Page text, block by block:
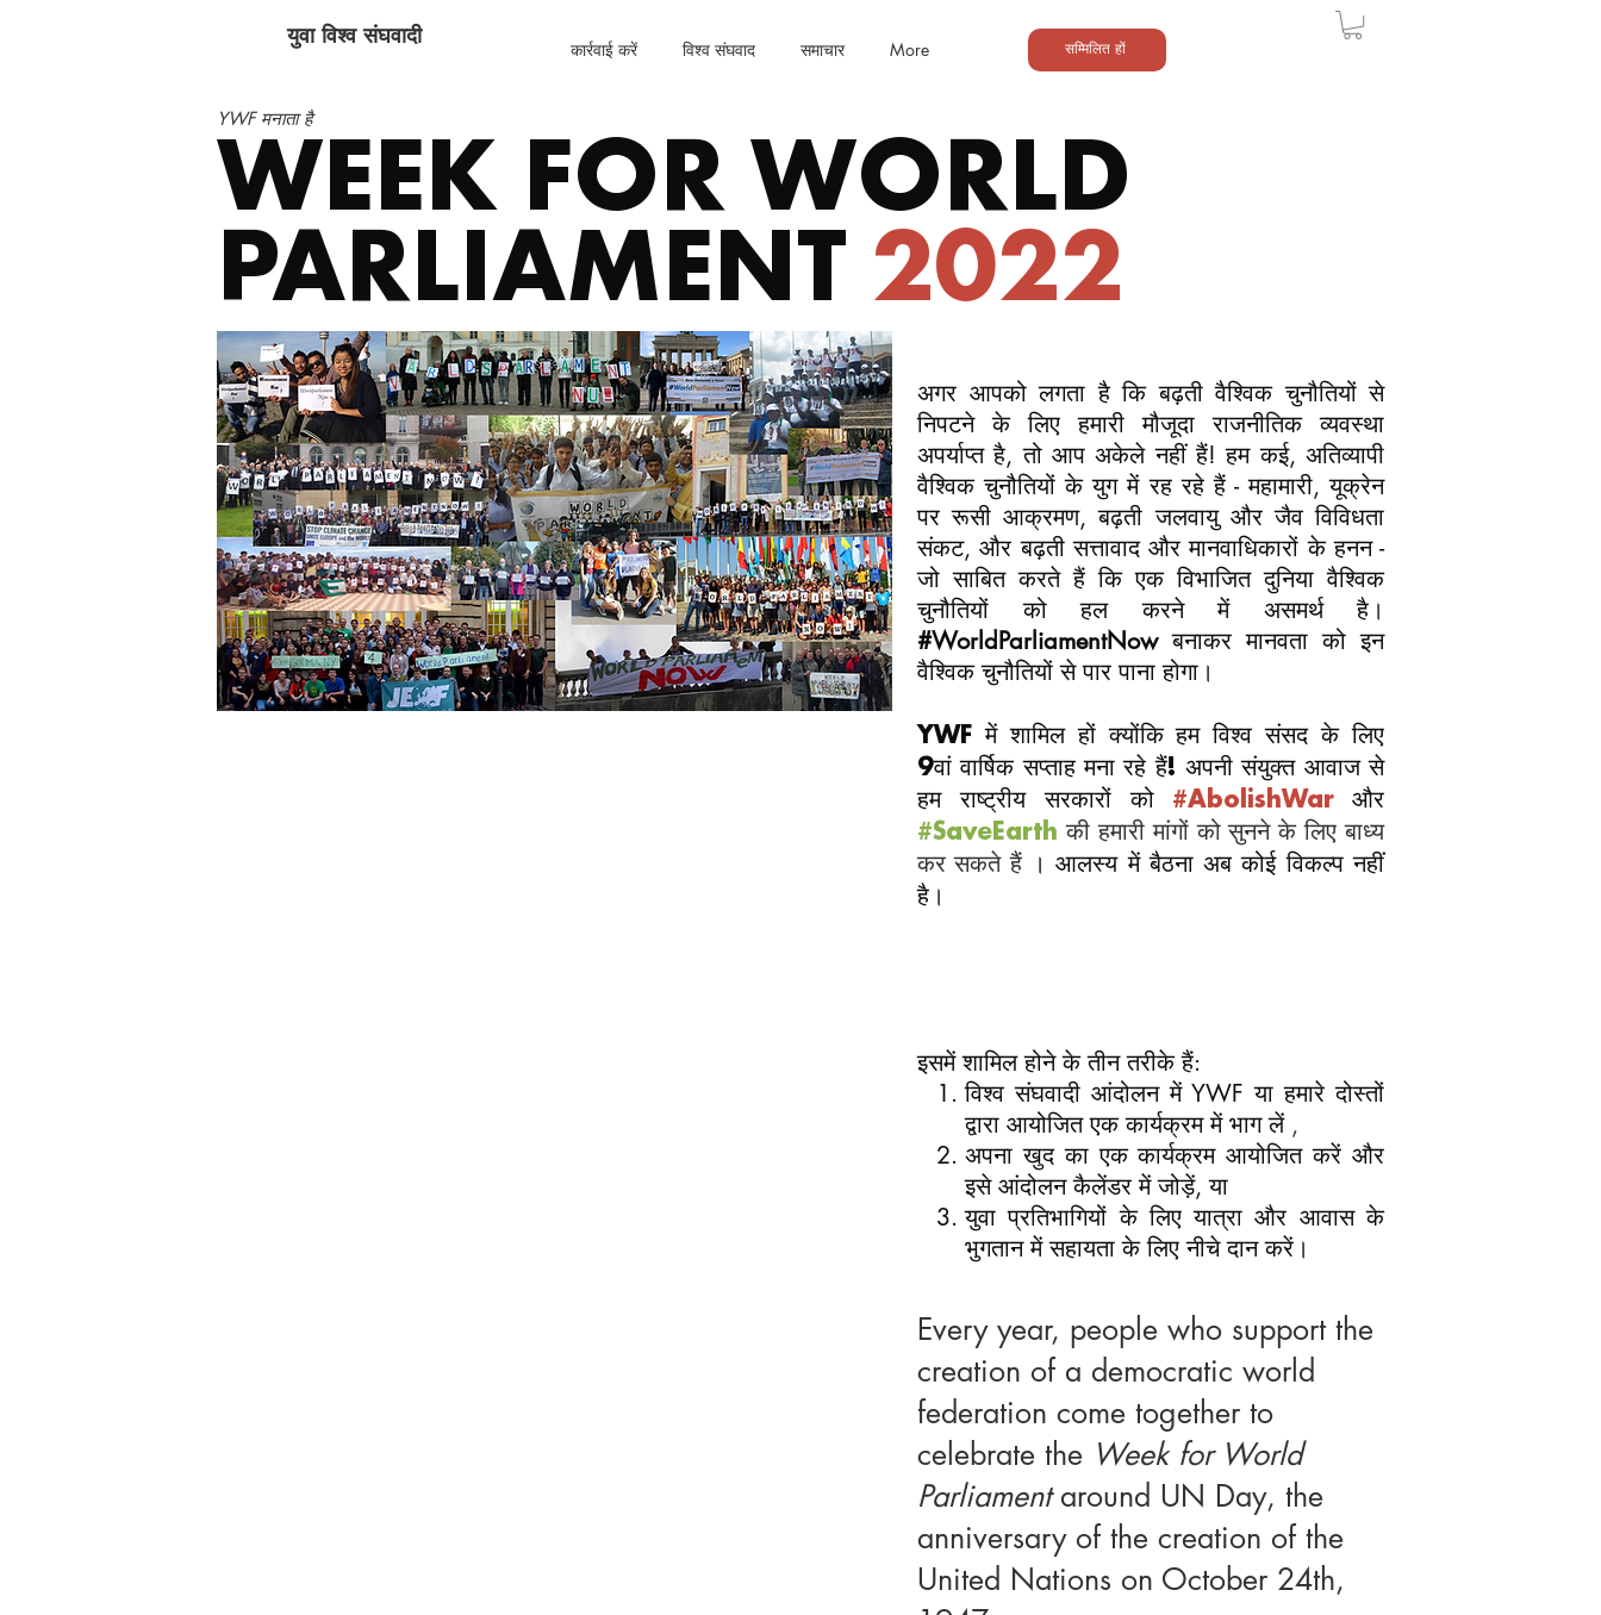
युवा विश्व संघवादी
कार्रवाई करें विश्व संघवाद समाचार More सम्मिलित हों
YWF मनाता है
WEEK FOR WORLD
PARLIAMENT 2022
अगर आपको लगता है कि बढ़ती वैश्विक चुनौतियों से
निपटने के लिए हमारी मौजूदा राजनीतिक व्यवस्था
अपर्याप्त है, तो आप अकेले नहीं हैं! हम कई, अतिव्यापी
वैश्विक चुनौतियों के युग में रह रहे हैं - महामारी, यूक्रेन
पर रूसी आक्रमण, बढ़ती जलवायु और जैव विविधता
संकट, और बढ़ती सत्तावाद और मानवाधिकारों के हनन -
जो साबित करते हैं कि एक विभाजित दुनिया वैश्विक
चुनौतियों को हल करने में असमर्थ है।
#WorldParliamentNowबनाकर मानवता को इन
वैश्विक चुनौतियों से पार पाना होगा।
YWF में शामिल हों क्योंकि हम विश्व संसद के लिए
9वां वार्षिक सप्ताह मना रहे हैं! अपनी संयुक्त आवाज से
हम राष्ट्रीय सरकारों को
#AbolishWar
और
#SaveEarth की हमारी मांगों को सुनने के लिए बाध्य
कर सकते हैं
। आलस्य में बैठना अब कोई विकल्प नहीं
है।
इसमें शामिल होने के तीन तरीके हैं:
विश्व संघवादी आंदोलन में YWF या हमारे दोस्तों
द्वारा आयोजित एक कार्यक्रम में भाग लें,
अपना खुद का एक कार्यक्रम आयोजित करें और
इसे आंदोलन कैलेंडर में जोड़ें, या
युवा प्रतिभागियों के लिए यात्रा और आवास के
भुगतान में सहायता के लिए नीचे दान करें।
Every year, people who support the
creation of a democratic world
federation come together to
celebrate the Week for World
Parliamentaround UN Day, the
anniversary of the creation of the
United Nations on October 24th,